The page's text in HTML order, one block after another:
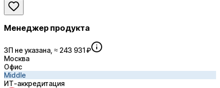
Менеджер продукта
ЗП не указана, ≈ 243 931 ₽
Москва
Офис
Middle
ИТ-аккредитация